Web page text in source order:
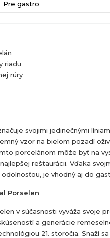
Pre gastro
riadu
rúry
svojimi jedinečnými
vzor na bielom pozadí
porcelánom môže byť na
reštaurácii. Vďaka
je vhodný aj do
Porselen
v súčasnosti vyváža svoje
a generácie
21. storočia. Snaží